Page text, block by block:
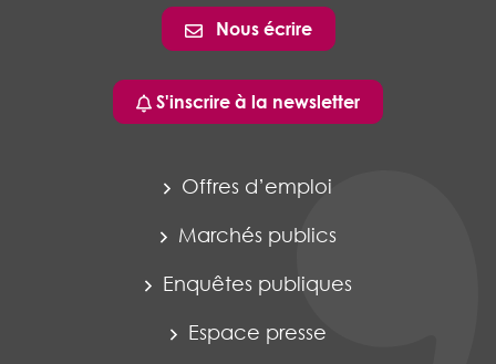
Nous écrire
S'inscrire à la newsletter
Offres d’emploi
Marchés publics
Enquêtes publiques
Espace presse